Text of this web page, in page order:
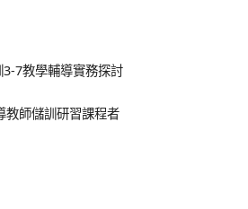
7教學輔導實務探討
教師儲訓研習課程者